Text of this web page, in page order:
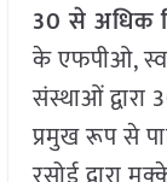
30 से अधिक
के एफपीओ,
संस्थाओं
प्रमुख रूप से